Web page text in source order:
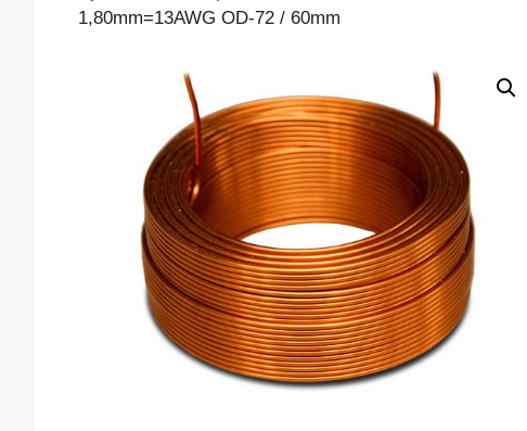
1,80mm=13AWG OD-72 / 60mm